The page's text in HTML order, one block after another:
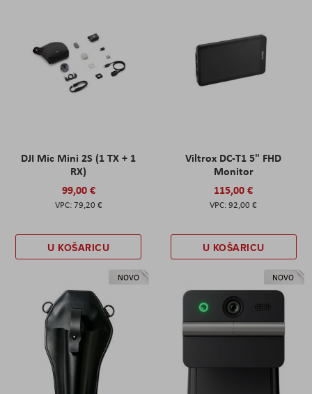
DJI Mic Mini 2S (1 TX + 1
RX)
99,00 €
79,20 €
U KOŠARICU
Viltrox DC-T1 5" FHD
Monitor
115,00 €
92,00 €
U KOŠARICU
NOVO NOVO